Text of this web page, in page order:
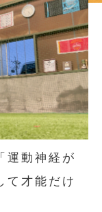
運動神経が
て才能だけ